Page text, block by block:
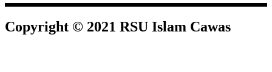
Copyright © 2021 RSU Islam Cawas